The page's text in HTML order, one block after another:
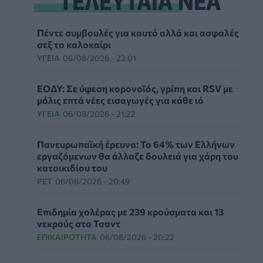
Πέντε συμβουλές για καυτό αλλά και ασφαλές
σεξ το καλοκαίρι
ΥΓΕΊΑ 06/08/2026 - 22:01
ΕΟΔΥ: Σε ύφεση κορονοϊός, γρίπη και RSV με
μόλις επτά νέες εισαγωγές για κάθε ιό
ΥΓΕΊΑ 06/08/2026 - 21:22
Πανευρωπαϊκή έρευνα: Το 64% των Ελλήνων
εργαζόμενων θα άλλαζε δουλειά για χάρη του
κατοικιδίου του
PET 06/08/2026 - 20:49
Επιδημία χολέρας με 239 κρούσματα και 13
νεκρούς στο Τσαντ
ΕΠΙΚΑΙΡΌΤΗΤΑ 06/08/2026 - 20:22